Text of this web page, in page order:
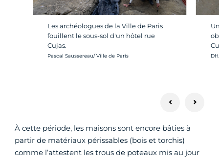
Les archéologues de la Ville de Paris
fouillent le sous-sol d'un hôtel rue
Cujas.
Crédit photo :
Pascal Saussereau/ Ville de Paris
À cette période, les maisons sont encore bâties à
partir de matériaux périssables (bois et torchis)
comme l’attestent les trous de poteaux mis au jour